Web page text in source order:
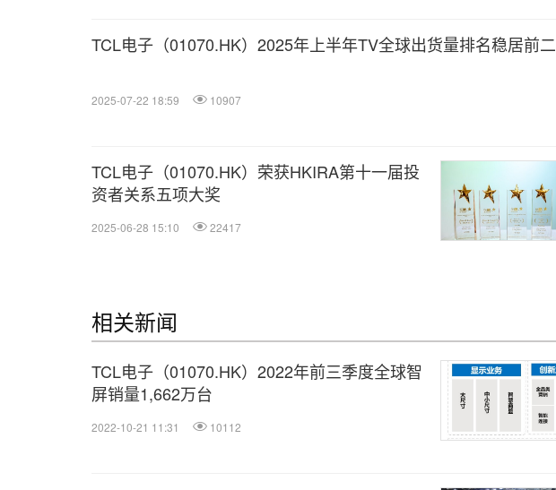
TCL电子（01070.HK）2025年上半年TV全球出货量排名稳居前二
2025-07-22 18:59 10907
TCL电子（01070.HK）荣获HKIRA第十一届投
资者关系五项大奖
2025-06-28 15:10 22417
相关新闻
TCL电子（01070.HK）2022年前三季度全球智
屏销量1,662万台
2022-10-21 11:31 10112